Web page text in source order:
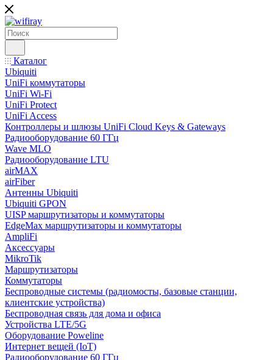
Каталог
Ubiquiti
UniFi коммутаторы
UniFi Wi-Fi
UniFi Protect
UniFi Access
Контроллеры и шлюзы UniFi Cloud Keys & Gateways
Радиооборудование 60 ГГц
Wave MLO
Радиооборудование LTU
airMAX
airFiber
Антенны Ubiquiti
Ubiquiti GPON
UISP маршрутизаторы и коммутаторы
EdgeMax маршрутизаторы и коммутаторы
AmpliFi
Аксессуары
MikroTik
Маршрутизаторы
Коммутаторы
Беспроводные системы (радиомосты, базовые станции,
клиентские устройства)
Беспроводная связь для дома и офиса
Устройства LTE/5G
Оборудование Poweline
Интернет вещей (IoT)
Радиооборудование 60 ГГц